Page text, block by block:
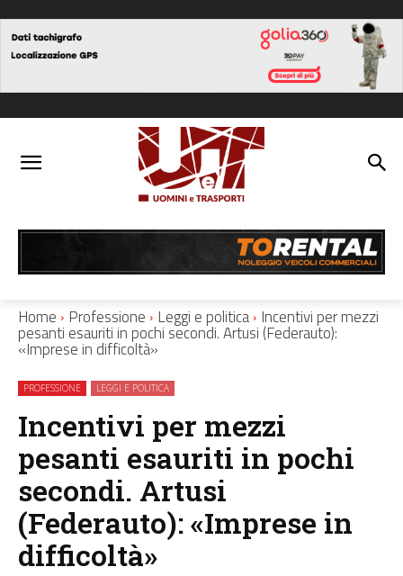
Home Professione Leggi e politica Incentivi per mezzi
pesanti esauriti in pochi secondi. Artusi (Federauto):
«Imprese in difficoltà»
PROFESSIONE LEGGI E POLITICA
Incentivi per mezzi
pesanti esauriti in pochi
secondi. Artusi
(Federauto): «Imprese in
difficoltà»